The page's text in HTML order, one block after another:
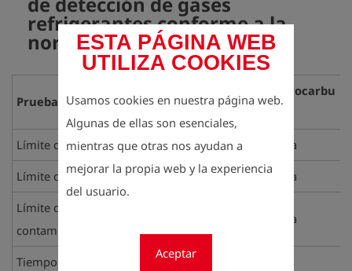
ESTA PÁGINA WEB
UTILIZA COOKIES
Usamos cookies en nuestra página web.
Algunas de ellas son esenciales,
mientras que otras nos ayudan a
mejorar la propia web y la experiencia
del usuario.
Aceptar
refrigerantes conforme a la
norma EN 14624
Prueba \ Grupo del refrigerante
Hidrocarbu
Límite de detección estático
3 g/a
Límite de detección dinámico
5 g/a
Límite de detección dinámico en entornos
contaminados
5 g/a
Tiempo de respuesta
1,6 s